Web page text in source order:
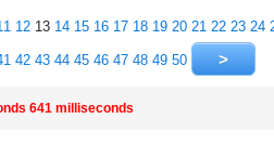
12 13 14 15 16 17 18 19 20 21 22 23 24
42 43 44 45 46 47 48 49 50
641 milliseconds